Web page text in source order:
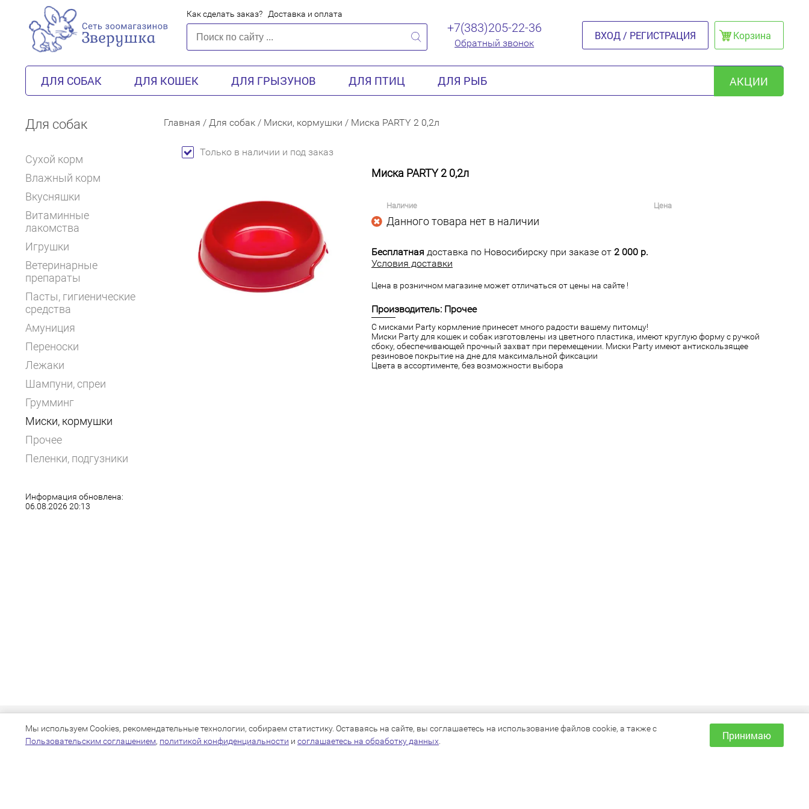
Как сделать заказ? Доставка и оплата
+7(383)205-22-36
Обратный звонок
ВХОД / РЕГИСТРАЦИЯ Корзина
ДЛЯ СОБАК ДЛЯ КОШЕК ДЛЯ ГРЫЗУНОВ ДЛЯ ПТИЦ ДЛЯ РЫБ АКЦИИ
Для собак
Сухой корм
Влажный корм
Вкусняшки
Витаминные
лакомства
Игрушки
Ветеринарные
препараты
Пасты, гигиенические
средства
Амуниция
Переноски
Лежаки
Шампуни, спреи
Грумминг
Миски, кормушки
Прочее
Пеленки, подгузники
Информация обновлена:
06.08.2026 20:13
Главная / Для собак / Миски, кормушки / Миска PARTY 2 0,2л
Только в наличии и под заказ
Миска PARTY 2 0,2л
Наличие Цена
Данного товара нет в наличии
Бесплатная доставка по Новосибирску при заказе от 2 000 р.
Условия доставки
Цена в розничном магазине может отличаться от цены на сайте !
Производитель: Прочее
С мисками Party кормление принесет много радости вашему питомцу!
Миски Party для кошек и собак изготовлены из цветного пластика, имеют круглую форму с ручкой
сбоку, обеспечивающей прочный захват при перемещении. Миски Party имеют антискользящее
резиновое покрытие на дне для максимальной фиксации
Цвета в ассортименте, без возможности выбора
КАТАЛОГ
Для собак
ИНФОРМАЦИЯ
Как сделать заказ?
Мы используем Cookies, рекомендательные технологии, собираем статистику. Оставаясь на сайте, вы соглашаетесь на использование файлов cookie, а также с
Пользовательским соглашением, политикой конфиденциальности и соглашаетесь на обработку данных Принимаю